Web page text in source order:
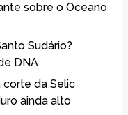
sobre o Oceano
Sudário?
DNA
corte da Selic
ainda alto